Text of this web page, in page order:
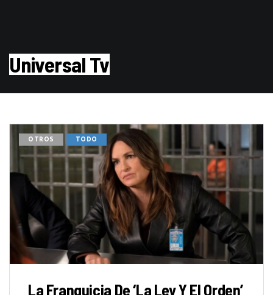
Universal Tv
OTROS TODO
La Franquicia De ‘La Ley Y El Orden’